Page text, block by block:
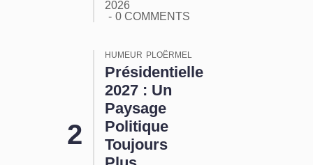
2026
0 COMMENTS
HUMEUR PLOËRMEL
Présidentielle
2027 : Un
Paysage
Politique
Toujours